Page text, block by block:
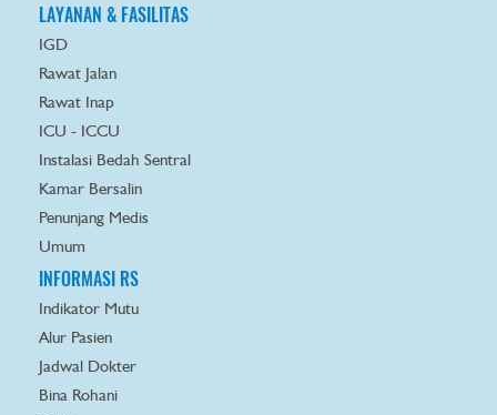
LAYANAN & FASILITAS
IGD
Rawat Jalan
Rawat Inap
ICU - ICCU
Instalasi Bedah Sentral
Kamar Bersalin
Penunjang Medis
Umum
INFORMASI RS
Indikator Mutu
Alur Pasien
Jadwal Dokter
Bina Rohani